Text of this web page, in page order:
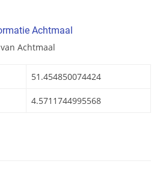
Achtmaal
Achtmaal
51.454850074424
4.5711744995568